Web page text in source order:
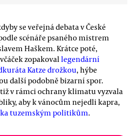
se veřejná debata v České
scénáře psaného mistrem
Haškem. Krátce poté,
zopakoval legendární
Katze drožkou, hýbe
další podobně bizarní spor.
v rámci ochrany klimatu vyzvala
aby k vánocům nejedli kapra,
tuzemským politikům.